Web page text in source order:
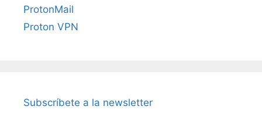
ProtonMail
Proton VPN
Subscríbete a la newsletter